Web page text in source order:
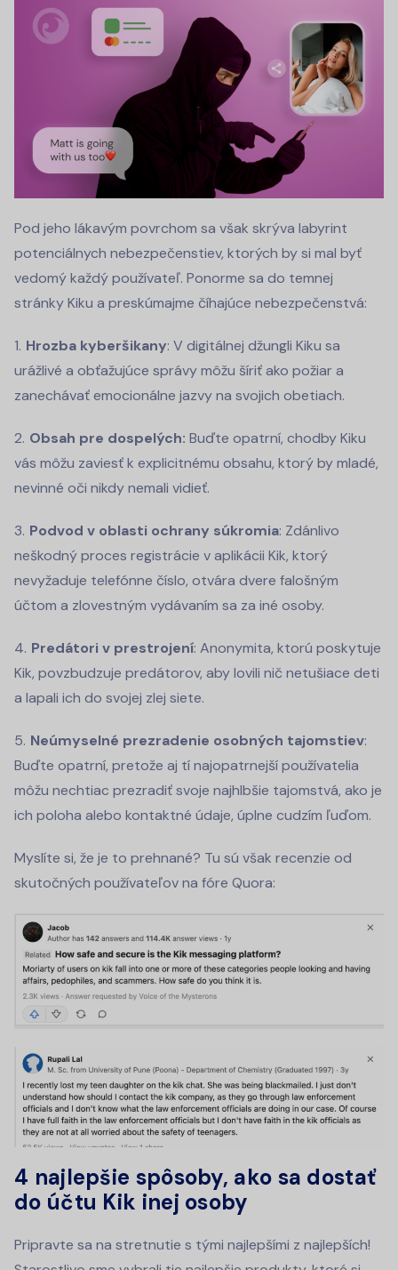
Pod jeho lákavým povrchom sa však skrýva labyrint
potenciálnych nebezpečenstiev, ktorých by si mal byť
vedomý každý používateľ. Ponorme sa do temnej
stránky Kiku a preskúmajme číhajúce nebezpečenstvá:
Hrozba kyberšikany: V digitálnej džungli Kiku sa
urážlivé a obťažujúce správy môžu šíriť ako požiar a
zanechávať emocionálne jazvy na svojich obetiach.
Obsah pre dospelých: Buďte opatrní, chodby Kiku
vás môžu zaviesť k explicitnému obsahu, ktorý by mladé,
nevinné oči nikdy nemali vidieť.
Podvod v oblasti ochrany súkromia: Zdánlivo
neškodný proces registrácie v aplikácii Kik, ktorý
nevyžaduje telefónne číslo, otvára dvere falošným
účtom a zlovestným vydávaním sa za iné osoby.
Predátori v prestrojení: Anonymita, ktorú poskytuje
Kik, povzbudzuje predátorov, aby lovili nič netušiace deti
a lapali ich do svojej zlej siete.
Neúmyselné prezradenie osobných tajomstiev:
Buďte opatrní, pretože aj tí najopatrnejší používatelia
môžu nechtiac prezradiť svoje najhlbšie tajomstvá, ako je
ich poloha alebo kontaktné údaje, úplne cudzím ľuďom.
Myslíte si, že je to prehnané? Tu sú však recenzie od
skutočných používateľov na fóre Quora:
4 najlepšie spôsoby, ako sa dostať
do účtu Kik inej osoby
Pripravte sa na stretnutie s tými najlepšími z najlepších!